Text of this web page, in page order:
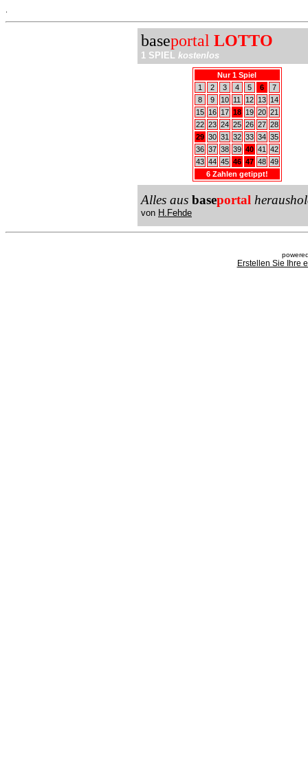
baseportal LOTTO
1 SPIEL kostenlos
Nur 1 Spiel
1
2 3 4 5 6
7
8
9 10 11 12 13
14
15
16 17 18 19 20 21
22 23 24 25 26 27 28
29 30 31 32 33 34 35
36 37 38 39 40 41
42
43 44 45 46 47 48 49
6 Zahlen getippt!
Alles aus baseportal
von H.Fehde
Erstellen Sie Ihre